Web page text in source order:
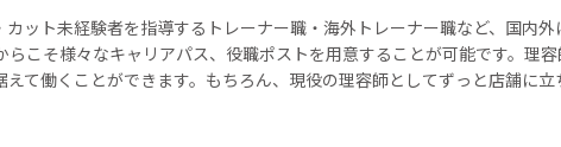
ット未経験者を指導するトレーナー職・海外トレーナー職など、国内外
らこそ様々なキャリアパス、役職ポストを用意することが可能です。理
て働くことができます。もちろん、現役の理容師としてずっと店舗に立